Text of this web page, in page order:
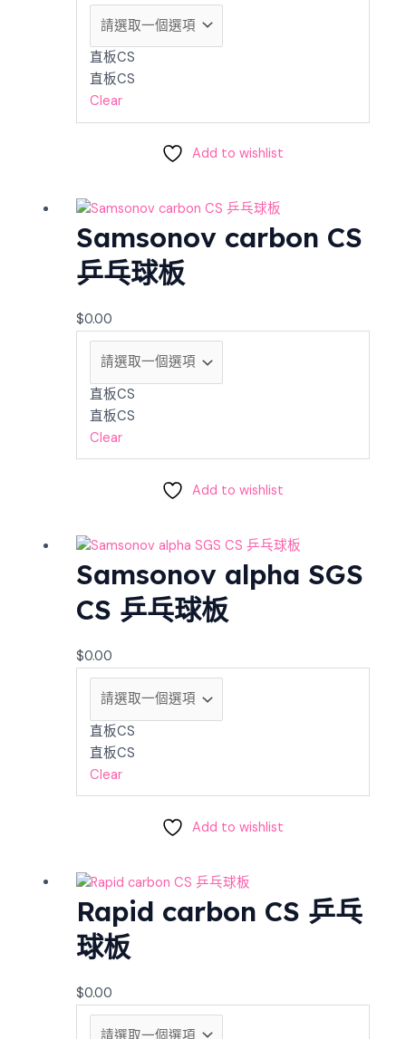
直板CS
直板CS
Clear
Add to wishlist
Samsonov carbon CS
乒乓球板
$0.00
直板CS
直板CS
Clear
Add to wishlist
Samsonov alpha SGS
CS 乒乓球板
$0.00
直板CS
直板CS
Clear
Add to wishlist
Rapid carbon CS 乒乓
球板
$0.00